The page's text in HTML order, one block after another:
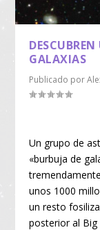
GALAXIAS
Publicado por
Un grupo de
«burbuja de
unos 1000
un resto
posterior al